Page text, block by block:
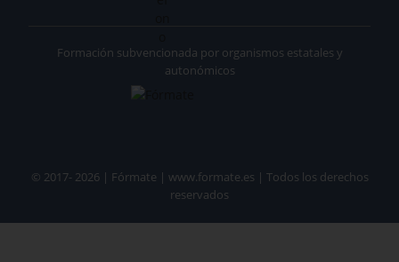
© 2017- 2026 | Fórmate | www.formate.es | Todos los derechos
reservados
Formación subvencionada por organismos estatales y
autonómicos